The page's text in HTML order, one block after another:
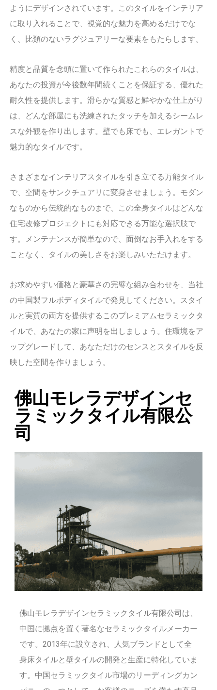
ようにデザインされています。このタイルをインテリア
に取り入れることで、視覚的な魅力を高めるだけでな
く、比類のないラグジュアリーな要素をもたらします。
精度と品質を念頭に置いて作られたこれらのタイルは、
あなたの投資が今後数年間続くことを保証する、優れた
耐久性を提供します。滑らかな質感と鮮やかな仕上がり
は、どんな部屋にも洗練されたタッチを加えるシームレ
スな外観を作り出します。壁でも床でも、エレガントで
魅力的なタイルです。
さまざまなインテリアスタイルを引き立てる万能タイル
で、空間をサンクチュアリに変身させましょう。モダン
なものから伝統的なものまで、この全身タイルはどんな
住宅改修プロジェクトにも対応できる万能な選択肢で
す。メンテナンスが簡単なので、面倒なお手入れをする
ことなく、タイルの美しさをお楽しみいただけます。
お求めやすい価格と豪華さの完璧な組み合わせを、当社
の中国製フルボディタイルで発見してください。スタイ
ルと実質の両方を提供するこのプレミアムセラミックタ
イルで、あなたの家に声明を出しましょう。住環境をア
ップグレードして、あなただけのセンスとスタイルを反
映した空間を作りましょう。
佛山モレラデザインセ
ラミックタイル有限公
司
佛山モレラデザインセラミックタイル有限公司は、
中国に拠点を置く著名なセラミックタイルメーカー
です。2013年に設立され、人気ブランドとして全
身床タイルと壁タイルの開発と生産に特化していま
す。中国セラミックタイル市場のリーディングカン